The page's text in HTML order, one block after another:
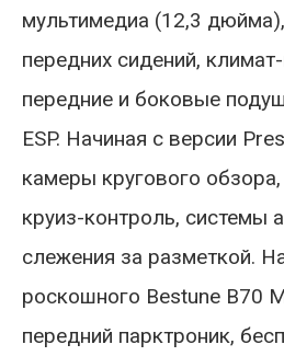
мультимедиа (12,3
передних сидений,
передние и боковые
ESP. Начиная с версии
камеры кругового
круиз-контроль, системы
слежения за разметкой.
роскошного Bestune B70
передний парктроник,